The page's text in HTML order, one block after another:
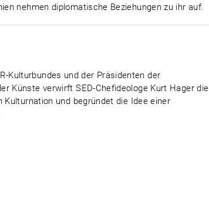
nehmen diplomatische Beziehungen zu ihr auf.
Kulturbundes und der Präsidenten der
Künste verwirft SED-Chefideologe Kurt Hager die
und begründet die Idee einer